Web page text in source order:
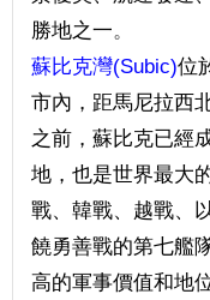
勝地之一。
蘇比克灣(Subic)位
市內，距馬尼拉西
之前，蘇比克已經
地，也是世界最大
戰、韓戰、越戰、
饒勇善戰的第七艦
高的軍事價值和地位